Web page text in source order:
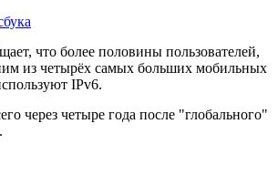
что более половины пользователей,
из четырёх самых больших мобильных
IPv6.
через четыре года после "глобального"